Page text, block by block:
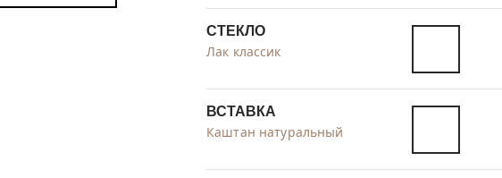
СТЕКЛО
Лак классик
ВСТАВКА
Каштан натуральный